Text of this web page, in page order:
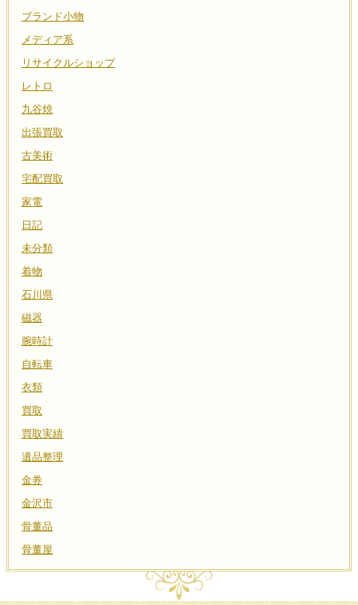
ブランド小物
メディア系
リサイクルショップ
レトロ
九谷焼
出張買取
古美術
宅配買取
家電
日記
未分類
着物
石川県
磁器
腕時計
自転車
衣類
買取
買取実績
遺品整理
金券
金沢市
骨董品
骨董屋